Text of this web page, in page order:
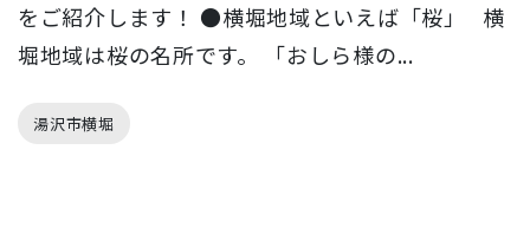
をご紹介します！ ●横堀地域といえば「桜」 横
堀地域は桜の名所です。 「おしら様の...
湯沢市横堀